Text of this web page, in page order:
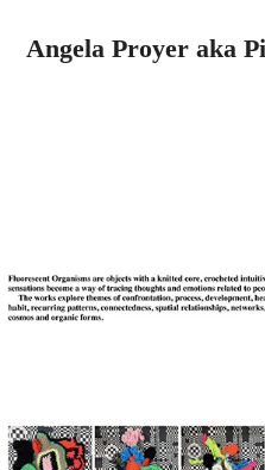
Angela Proyer aka